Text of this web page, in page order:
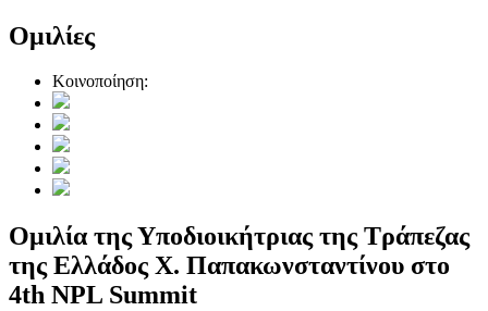
Ομιλίες
Κοινοποίηση:
Ομιλία της Υποδιοικήτριας της Τράπεζας
της Ελλάδος Χ. Παπακωνσταντίνου στο
4th NPL Summit